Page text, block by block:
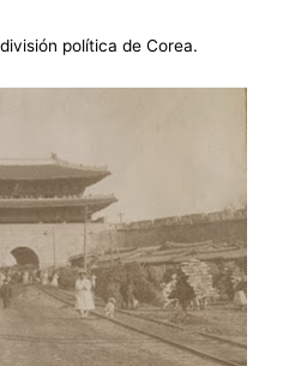
política de Corea.